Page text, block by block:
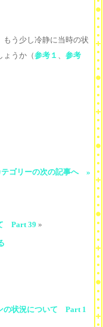
う少し冷静に当時の状
ょうか（参考１ 、 参考
テゴリーの次の記事へ »
Part 39 »
の状況について Part 1